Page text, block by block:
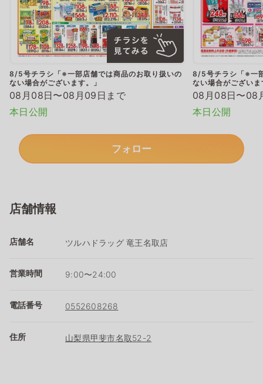
8/5号チラシ「※一部店舗では商品のお取り扱いの
ない場合がございます。」
08月08日〜08月09日まで
本日公開
8/5号チラシ「※一
ない場合がございま
08月08日〜08
本日公開
フォロー
店舗情報
店舗名 ツルハドラッグ 竜王名取店
営業時間 9:00〜24:00
電話番号 0552608268
住所 山梨県甲斐市名取52-2